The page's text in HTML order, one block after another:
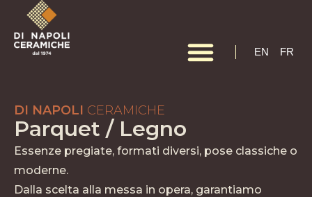
EN FR
DI NAPOLI CERAMICHE
Parquet / Legno
Essenze pregiate, formati diversi, pose classiche o
moderne.
Dalla scelta alla messa in opera, garantiamo